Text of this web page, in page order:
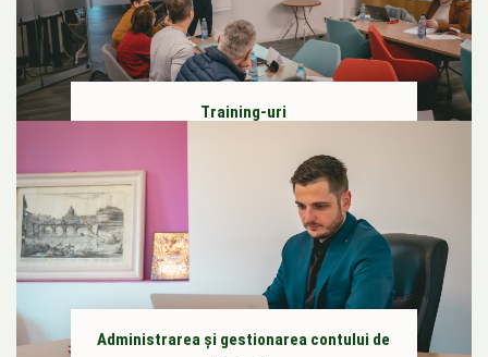
Training-uri
Administrarea și gestionarea contului de